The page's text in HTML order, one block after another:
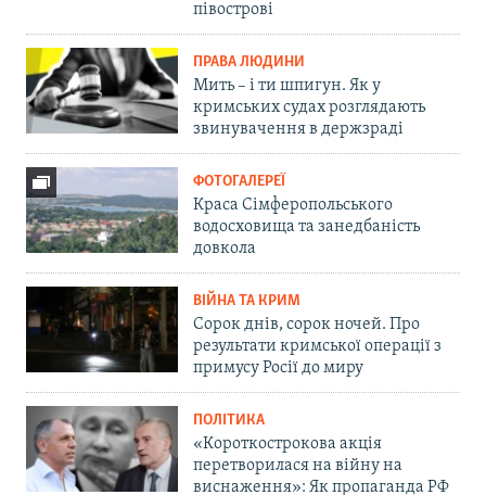
півострові
ПРАВА ЛЮДИНИ
Мить – і ти шпигун. Як у
кримських судах розглядають
звинувачення в держзраді
ФОТОГАЛЕРЕЇ
Краса Сімферопольського
водосховища та занедбаність
довкола
ВІЙНА ТА КРИМ
Сорок днів, сорок ночей. Про
результати кримської операції з
примусу Росії до миру
ПОЛІТИКА
«Короткострокова акція
перетворилася на війну на
виснаження»: Як пропаганда РФ